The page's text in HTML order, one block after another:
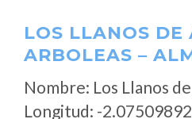
LOS LLANOS DE
ARBOLEAS –
Nombre: Los Llanos
Longitud: -